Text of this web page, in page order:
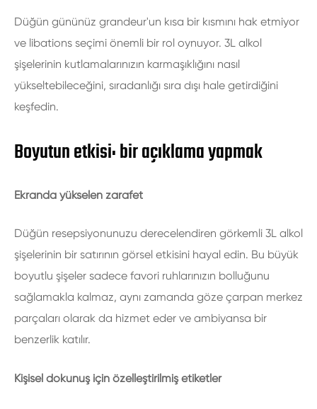
Düğün gününüz grandeur'un kısa bir kısmını hak etmiyor
ve libations seçimi önemli bir rol oynuyor. 3L alkol
şişelerinin kutlamalarınızın karmaşıklığını nasıl
yükseltebileceğini, sıradanlığı sıra dışı hale getirdiğini
keşfedin.
Boyutun etkisi: bir açıklama yapmak
Ekranda yükselen zarafet
Düğün resepsiyonunuzu derecelendiren görkemli 3L alkol
şişelerinin bir satırının görsel etkisini hayal edin. Bu büyük
boyutlu şişeler sadece favori ruhlarınızın bolluğunu
sağlamakla kalmaz, aynı zamanda göze çarpan merkez
parçaları olarak da hizmet eder ve ambiyansa bir
benzerlik katılır.
Kişisel dokunuş için özelleştirilmiş etiketler